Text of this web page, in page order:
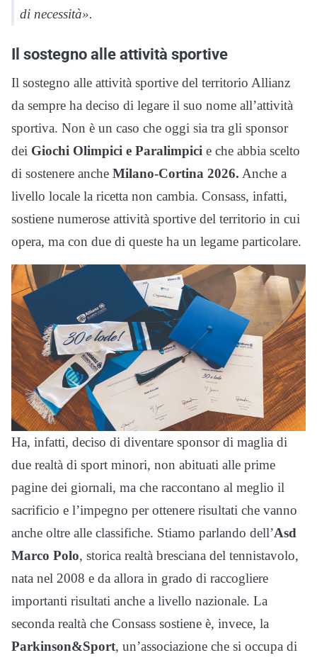
di necessità».
Il sostegno alle attività sportive
Il sostegno alle attività sportive del territorio Allianz
da sempre ha deciso di legare il suo nome all’attività
sportiva. Non è un caso che oggi sia tra gli sponsor
dei Giochi Olimpici e Paralimpici e che abbia scelto
di sostenere anche Milano-Cortina 2026. Anche a
livello locale la ricetta non cambia. Consass, infatti,
sostiene numerose attività sportive del territorio in cui
opera, ma con due di queste ha un legame particolare.
Ha, infatti, deciso di diventare sponsor di maglia di
due realtà di sport minori, non abituati alle prime
pagine dei giornali, ma che raccontano al meglio il
sacrificio e l’impegno per ottenere risultati che vanno
anche oltre alle classifiche. Stiamo parlando dell’Asd
Marco Polo, storica realtà bresciana del tennistavolo,
nata nel 2008 e da allora in grado di raccogliere
importanti risultati anche a livello nazionale. La
seconda realtà che Consass sostiene è, invece, la
Parkinson&Sport, un’associazione che si occupa di